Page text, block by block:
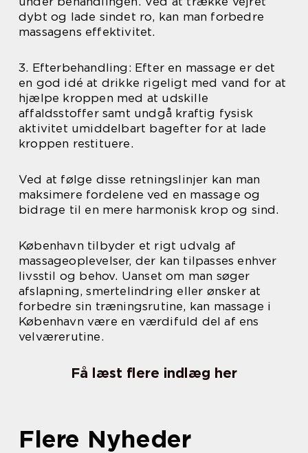
dybt og lade sindet ro, kan man forbedre
massagens effektivitet.
3. Efterbehandling: Efter en massage er det
en god idé at drikke rigeligt med vand for at
hjælpe kroppen med at udskille
affaldsstoffer samt undgå kraftig fysisk
aktivitet umiddelbart bagefter for at lade
kroppen restituere.
Ved at følge disse retningslinjer kan man
maksimere fordelene ved en massage og
bidrage til en mere harmonisk krop og sind.
København tilbyder et rigt udvalg af
massageoplevelser, der kan tilpasses enhver
livsstil og behov. Uanset om man søger
afslapning, smertelindring eller ønsker at
forbedre sin træningsrutine, kan massage i
København være en værdifuld del af ens
velværerutine.
Få læst flere indlæg her
Flere Nyheder